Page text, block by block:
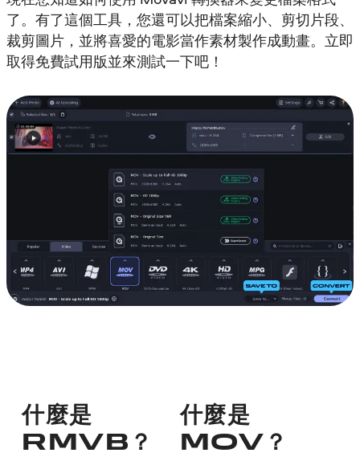
了。有了這個工具，您還可以把檔案縮小、剪切片段、
裁剪圖片，並將喜愛的電影當作素材製作成動畫。立即
取得免費試用版並來測試一下吧！
什麼是
RMVB？
什麼是
MOV？